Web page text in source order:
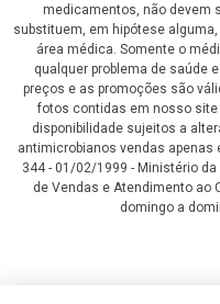
medicamentos, não devem
substituem, em hipótese
área médica. Somente o
qualquer problema de saúde
preços e as promoções são
fotos contidas em nosso
disponibilidade sujeitos a
antimicrobianos vendas apenas
344 - 01/02/1999 - Ministério
de Vendas e Atendimento ao
domingo a